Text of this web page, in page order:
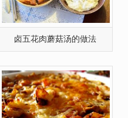
卤五花肉蘑菇汤的做法